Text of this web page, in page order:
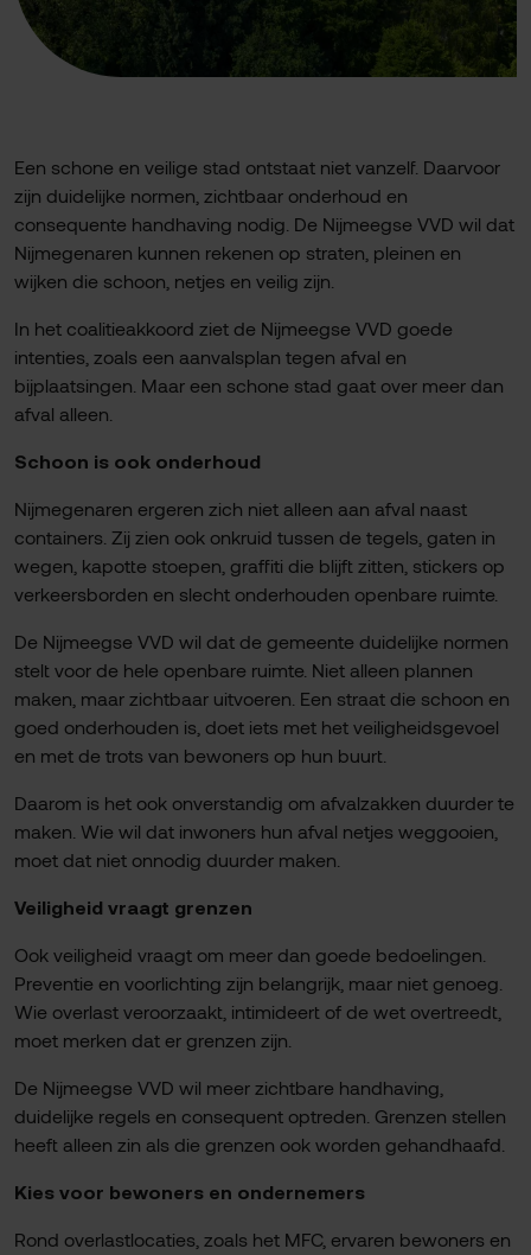
Een schone en veilige stad ontstaat niet vanzelf. Daarvoor
zijn duidelijke normen, zichtbaar onderhoud en
consequente handhaving nodig. De Nijmeegse VVD wil dat
Nijmegenaren kunnen rekenen op straten, pleinen en
wijken die schoon, netjes en veilig zijn.
In het coalitieakkoord ziet de Nijmeegse VVD goede
intenties, zoals een aanvalsplan tegen afval en
bijplaatsingen. Maar een schone stad gaat over meer dan
afval alleen.
Schoon is ook onderhoud
Nijmegenaren ergeren zich niet alleen aan afval naast
containers. Zij zien ook onkruid tussen de tegels, gaten in
wegen, kapotte stoepen, graffiti die blijft zitten, stickers op
verkeersborden en slecht onderhouden openbare ruimte.
De Nijmeegse VVD wil dat de gemeente duidelijke normen
stelt voor de hele openbare ruimte. Niet alleen plannen
maken, maar zichtbaar uitvoeren. Een straat die schoon en
goed onderhouden is, doet iets met het veiligheidsgevoel
en met de trots van bewoners op hun buurt.
Daarom is het ook onverstandig om afvalzakken duurder te
maken. Wie wil dat inwoners hun afval netjes weggooien,
moet dat niet onnodig duurder maken.
Veiligheid vraagt grenzen
Ook veiligheid vraagt om meer dan goede bedoelingen.
Preventie en voorlichting zijn belangrijk, maar niet genoeg.
Wie overlast veroorzaakt, intimideert of de wet overtreedt,
moet merken dat er grenzen zijn.
De Nijmeegse VVD wil meer zichtbare handhaving,
duidelijke regels en consequent optreden. Grenzen stellen
heeft alleen zin als die grenzen ook worden gehandhaafd.
Kies voor bewoners en ondernemers
Rond overlastlocaties, zoals het MFC, ervaren bewoners en